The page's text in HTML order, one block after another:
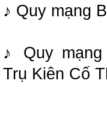
♪ Quy mạng
♪ Quy
Trụ Kiên Cố